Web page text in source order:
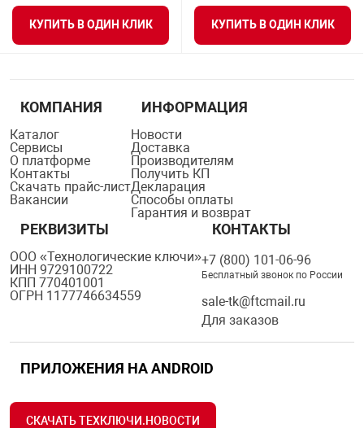
техника
информации
средства охраны
сигнализации
безопасность
КУПИТЬ В ОДИН КЛИК КУПИТЬ В ОДИН КЛИК
КОМПАНИЯ
Каталог
Сервисы
О платформе
Контакты
Скачать прайс-лист
Вакансии
ИНФОРМАЦИЯ
Новости
Доставка
Производителям
Получить КП
Декларация
Способы оплаты
Гарантия и возврат
РЕКВИЗИТЫ
ООО «Технологические ключи»
ИНН 9729100722
КПП 770401001
ОГРН 1177746634559
КОНТАКТЫ
+7 (800) 101-06-96
Бесплатный звонок по России
sale-tk@ftcmail.ru
Для заказов
ПРИЛОЖЕНИЯ НА ANDROID
СКАЧАТЬ ТЕХКЛЮЧИ.НОВОСТИ